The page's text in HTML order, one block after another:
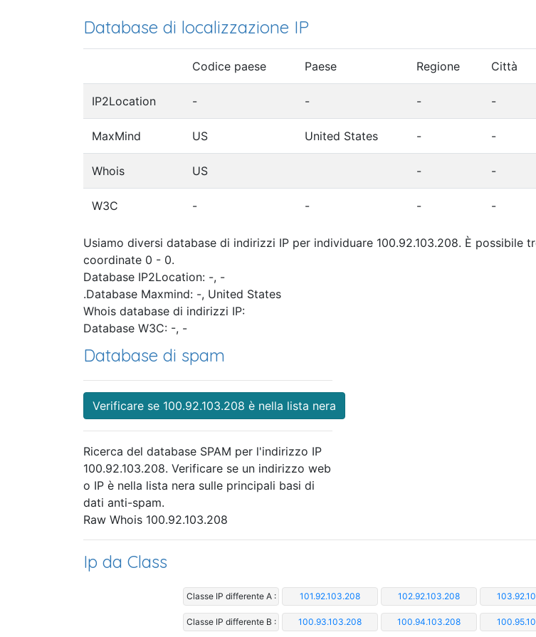
Database di localizzazione IP
Codice paese Paese Regione Città
IP2Location - - - -
MaxMind US United States - -
Whois US - -
W3C - - - -
Usiamo diversi database di indirizzi IP per individuare 100.92.103.208. È
coordinate 0 - 0.
Database IP2Location: -, -
.Database Maxmind: -, United States
Whois database di indirizzi IP:
Database W3C: -, -
Database di spam
Verificare se 100.92.103.208 è nella lista nera
Ricerca del database SPAM per l'indirizzo IP
100.92.103.208. Verificare se un indirizzo web
o IP è nella lista nera sulle principali basi di
dati anti-spam.
Raw Whois 100.92.103.208
Ip da Class
Classe IP differente A : 101.92.103.208 102.92.103.208
Classe IP differente B : 100.93.103.208 100.94.103.208